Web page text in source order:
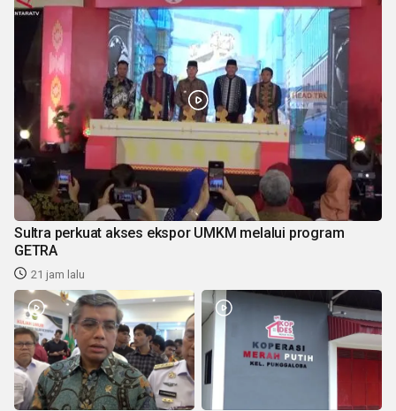
Sultra perkuat akses ekspor UMKM melalui program
GETRA
21 jam lalu